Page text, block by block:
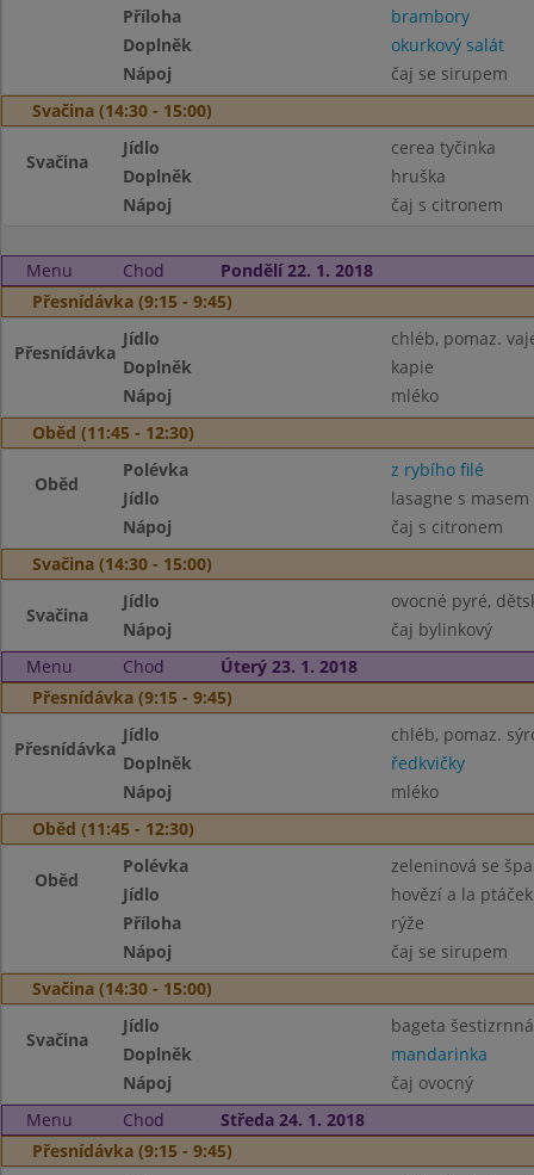
Příloha
brambory
Doplněk
okurkový salát
Nápoj
čaj se sirupem
Svačina (14:30 - 15:00)
Svačina
Jídlo
cerea tyčinka
Doplněk
hruška
Nápoj
čaj s citronem
Menu Chod
Pondělí 22. 1. 2018
Přesnídávka (9:15 - 9:45)
Přesnídávka
Jídlo
chléb, pomaz.
Doplněk
kapie
Nápoj
mléko
Oběd (11:45 - 12:30)
Oběd
Polévka
z rybího filé
Jídlo
lasagne s
Nápoj
čaj s citronem
Svačina (14:30 - 15:00)
Svačina
Jídlo
ovocné pyré,
Nápoj
čaj bylinkový
Menu
Chod
Úterý 23. 1. 2018
Přesnídávka (9:15 - 9:45)
Přesnídávka
Jídlo
chléb, pomaz.
Doplněk
ředkvičky
Nápoj
mléko
Oběd (11:45 - 12:30)
Oběd
Polévka
zeleninová se
Jídlo
hovězí a la ptáček
Příloha
rýže
Nápoj
čaj se sirupem
Svačina (14:30 - 15:00)
Svačina
Jídlo
bageta
Doplněk
mandarinka
Nápoj
čaj ovocný
Menu
Chod
Středa 24. 1. 2018
Přesnídávka (9:15 - 9:45)